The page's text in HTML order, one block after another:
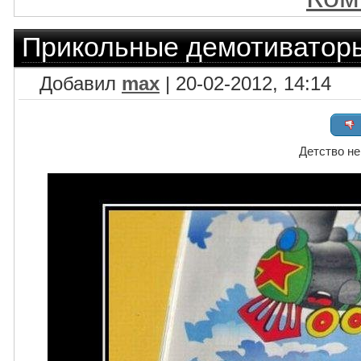
Прикольные
Добавил max | 20-02-2012, 14:14
Детство